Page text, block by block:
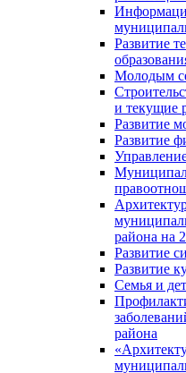
Развитие
Молодым
и текущие
Развитие
Развитие
района на
Развитие
Развитие
Семья и
района